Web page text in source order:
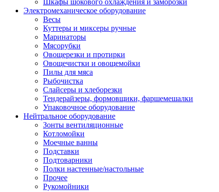
Шкафы шокового охлаждения и заморозки
Электромеханическое оборудование
Весы
Куттеры и миксеры ручные
Маринаторы
Мясорубки
Овощерезки и протирки
Овощечистки и овощемойки
Пилы для мяса
Рыбочистка
Слайсеры и хлеборезки
Тендерайзеры, формовщики, фаршемешалки
Упаковочное оборудование
Нейтральное оборудование
Зонты вентиляционные
Котломойки
Моечные ванны
Подставки
Подтоварники
Полки настенные/настольные
Прочее
Рукомойники